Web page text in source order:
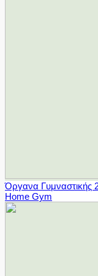
Όργανα Γυμναστικής
Home Gym